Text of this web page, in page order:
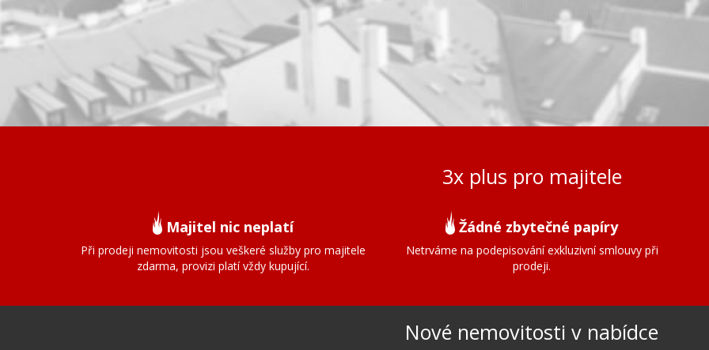
3x plus pro majitele
Majitel nic neplatí
Při prodeji nemovitosti jsou veškeré služby pro majitele
zdarma, provizi platí vždy kupující.
Žádné zbytečné papíry
Netrváme na podepisování exkluzivní smlouvy při
prodeji.
Nové nemovitosti v nabídce